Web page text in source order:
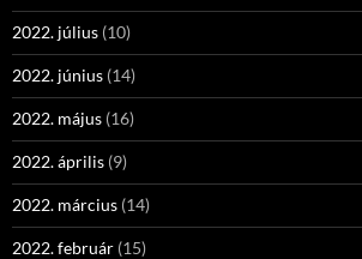
2022. július (10)
2022. június (14)
2022. május (16)
2022. április (9)
2022. március (14)
2022. február (15)